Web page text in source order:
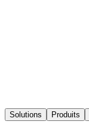
Solutions Produits